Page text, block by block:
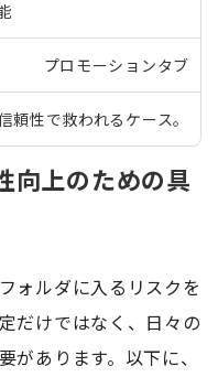
プロモーションタブ
頼性で救われるケース。
向上のための具
ォルダに入るリスクを
だけではなく、日々の
あります。以下に、